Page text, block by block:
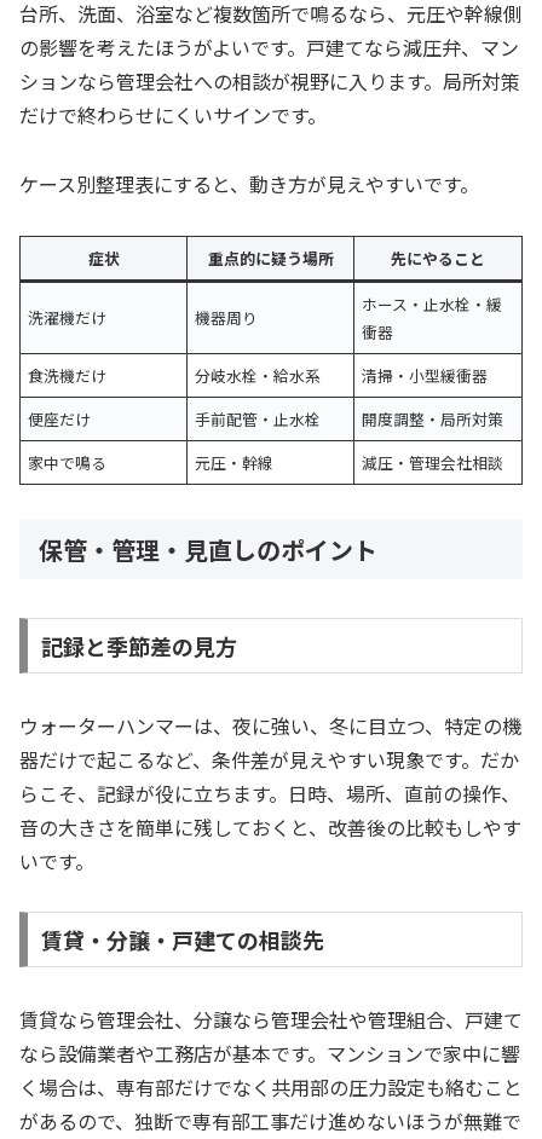
台所、洗面、浴室など複数箇所で鳴るなら、元圧や幹線側
の影響を考えたほうがよいです。戸建てなら減圧弁、マン
ションなら管理会社への相談が視野に入ります。局所対策
だけで終わらせにくいサインです。
ケース別整理表にすると、動き方が見えやすいです。
症状 重点的に疑う場所 先にやること
洗濯機だけ 機器周り
ホース・止水栓・緩
衝器
食洗機だけ
分岐水栓・給水系
清掃・小型緩衝器
便座だけ
手前配管・止水栓
開度調整・局所対策
家中で鳴る
元圧・幹線 減圧・管理会社相談
保管・管理・見直しのポイント
記録と季節差の見方
ウォーターハンマーは、夜に強い、冬に目立つ、特定の機
器だけで起こるなど、条件差が見えやすい現象です。だか
らこそ、記録が役に立ちます。日時、場所、直前の操作、
音の大きさを簡単に残しておくと、改善後の比較もしやす
いです。
賃貸・分譲・戸建ての相談先
賃貸なら管理会社、分譲なら管理会社や管理組合、戸建て
なら設備業者や工務店が基本です。マンションで家中に響
く場合は、専有部だけでなく共用部の圧力設定も絡むこと
があるので、独断で専有部工事だけ進めないほうが無難で